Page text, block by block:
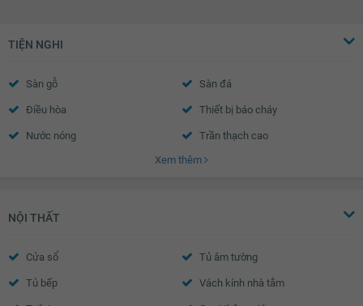
TIỆN NGHI
Sàn gỗ Sàn đá
Điều hòa Thiết bị báo cháy
Nước nóng Trần thạch cao
Cửa sổ an toàn
Cửa gỗ công nghiệp
Xem thêm
NỘI THẤT
Cửa sổ Tủ âm tường
Tủ bếp Vách kính nhà tắm